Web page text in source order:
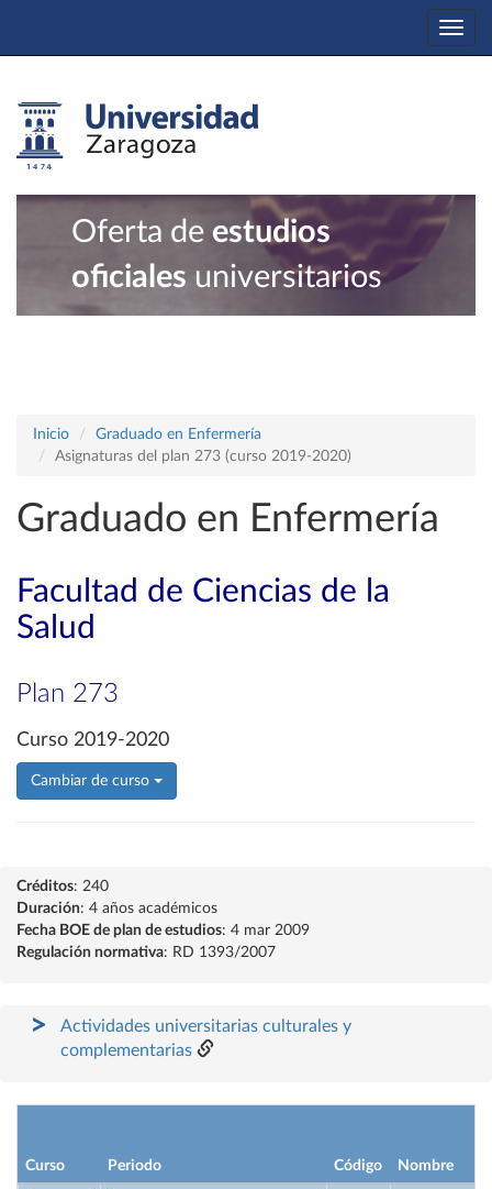
Oferta de estudios
oficiales universitarios
Inicio
Graduado en Enfermería
Asignaturas del plan 273 (curso 2019-2020)
Graduado en Enfermería
Facultad de Ciencias de la
Salud
Plan 273
Curso 2019-2020
Cambiar de curso
Créditos: 240
Duración: 4 años académicos
Fecha BOE de plan de estudios: 4 mar 2009
Regulación normativa: RD 1393/2007
Actividades universitarias culturales y
complementarias
Curso Periodo Código Nombre